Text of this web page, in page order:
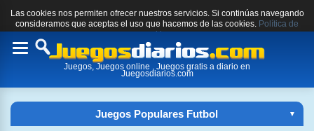
Las cookies nos permiten ofrecer nuestros servicios. Si continúas navegando
consideramos que aceptas el uso que hacemos de las cookies. Política de
cookies.
Toggle
Juegos, Juegos online , Juegos gratis a diario en
Juegosdiarios.com
Juegos Populares Futbol ▼